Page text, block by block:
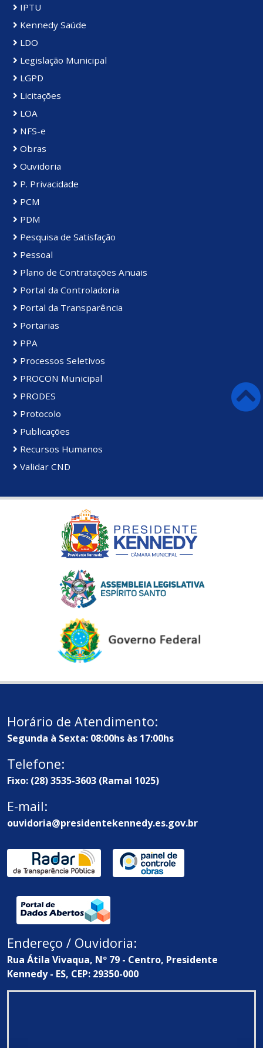
IPTU
Kennedy Saúde
LDO
Legislação Municipal
LGPD
Licitações
LOA
NFS-e
Obras
Ouvidoria
P. Privacidade
PCM
PDM
Pesquisa de Satisfação
Pessoal
Plano de Contratações Anuais
Portal da Controladoria
Portal da Transparência
Portarias
PPA
Processos Seletivos
PROCON Municipal
PRODES
Protocolo
Publicações
Recursos Humanos
Validar CND
Horário de Atendimento:
Segunda à Sexta: 08:00hs às 17:00hs
Telefone:
Fixo: (28) 3535-3603 (Ramal 1025)
E-mail:
ouvidoria@presidentekennedy.es.gov.br
Endereço / Ouvidoria:
Rua Átila Vivaqua, Nº 79 - Centro, Presidente
Kennedy - ES, CEP: 29350-000